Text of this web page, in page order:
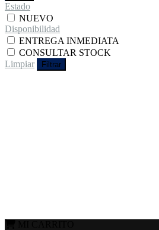
Estado
NUEVO
Disponibilidad
ENTREGA INMEDIATA
CONSULTAR STOCK
Limpiar
Filtrar